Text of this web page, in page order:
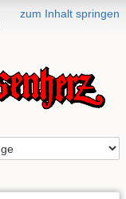
zum Inhalt springen